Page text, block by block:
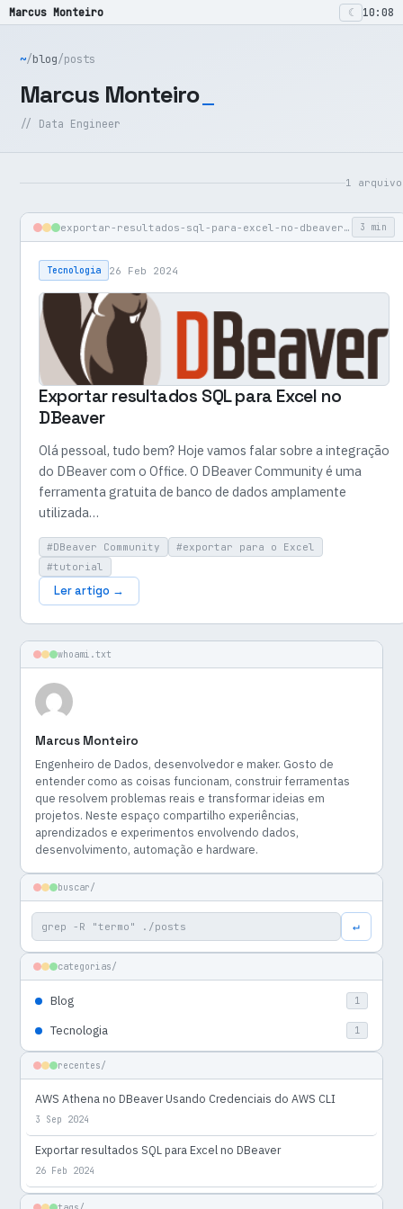
Marcus Monteiro ☾ 10:08
~/blog/posts
Marcus Monteiro
// Data Engineer
1
exportar-resultados-sql-para-excel-no-dbeaver.md 3 min
Tecnologia 26 Feb 2024
Exportar resultados SQL para Excel no
DBeaver
Olá pessoal, tudo bem? Hoje vamos falar sobre a integração
do DBeaver com o Office. O DBeaver Community é uma
ferramenta gratuita de banco de dados amplamente
utilizada…
#DBeaver Community
#exportar para o Excel
#tutorial
Ler artigo →
whoami.txt
Marcus Monteiro
Engenheiro de Dados, desenvolvedor e maker. Gosto de
entender como as coisas funcionam, construir ferramentas
que resolvem problemas reais e transformar ideias em
projetos. Neste espaço compartilho experiências,
aprendizados e experimentos envolvendo dados,
desenvolvimento, automação e hardware.
buscar/
Buscar por: ↵
categorias/
Blog 1
Tecnologia 1
recentes/
AWS Athena no DBeaver Usando Credenciais do AWS CLI
3 Sep 2024
Exportar resultados SQL para Excel no DBeaver
26 Feb 2024